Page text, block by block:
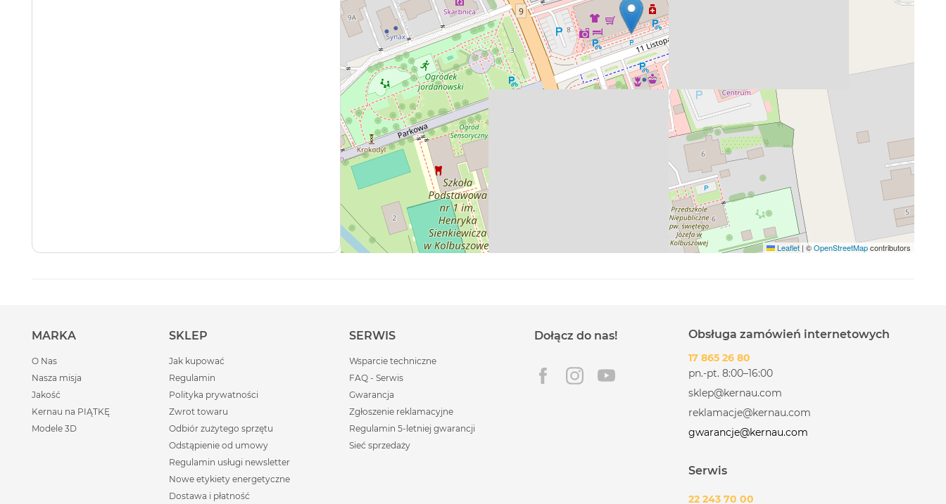
Leaflet | ©OpenStreetMapcontributors
MARKA
O Nas
Nasza misja
Jakość
Kernau na PIĄTKĘ
Modele 3D
SKLEP
Jak kupować
Regulamin
Polityka prywatności
Zwrot towaru
Odbiór zużytego sprzętu
Odstąpienie od umowy
Regulamin usługi newsletter
Nowe etykiety energetyczne
Dostawa i płatność
SERWIS
Wsparcie techniczne
FAQ - Serwis
Gwarancja
Zgłoszenie reklamacyjne
Regulamin 5-letniej gwarancji
Sieć sprzedaży
Dołącz do nas! Obsługa zamówień internetowych
17 865 26 80
pn.-pt. 8:00–16:00
sklep@kernau.com
reklamacje@kernau.com
gwarancje@kernau.com
Serwis
22 243 70 00